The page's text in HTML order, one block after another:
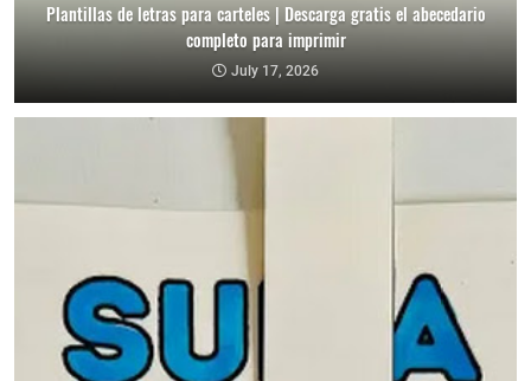
Plantillas de letras para carteles | Descarga gratis el abecedario
completo para imprimir
July 17, 2026